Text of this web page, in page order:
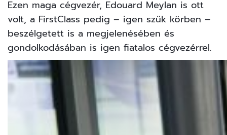
Ezen maga cégvezér, Edouard Meylan is ott
volt, a FirstClass pedig – igen szűk körben –
beszélgetett is a megjelenésében és
gondolkodásában is igen fiatalos cégvezérrel.